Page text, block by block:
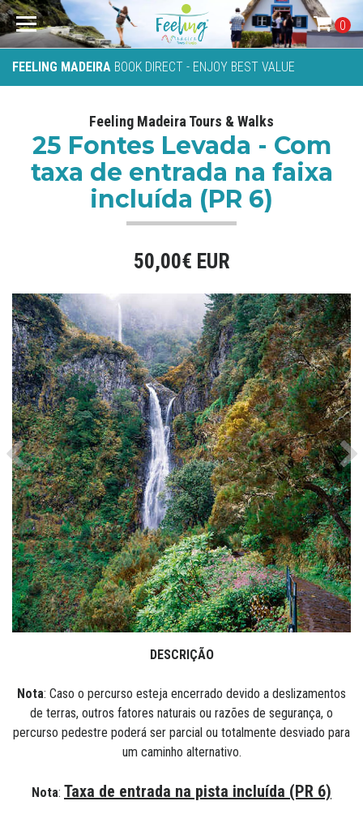
FEELING MADEIRA BOOK DIRECT - ENJOY BEST VALUE
0
Feeling Madeira Tours & Walks
25 Fontes Levada - Com
taxa de entrada na faixa
incluída (PR 6)
50,00€ EUR
Previous
DESCRIÇÃO
Nota: Caso o percurso esteja encerrado devido a deslizamentos
de terras, outros fatores naturais ou razões de segurança, o
percurso pedestre poderá ser parcial ou totalmente desviado para
um caminho alternativo.
Nota: Taxa de entrada na pista incluída (PR 6)